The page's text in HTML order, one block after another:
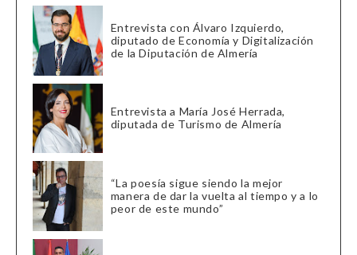
Entrevista con Álvaro Izquierdo,
diputado de Economía y Digitalización
de la Diputación de Almería
Entrevista a María José Herrada,
diputada de Turismo de Almería
“La poesía sigue siendo la mejor
manera de dar la vuelta al tiempo y a lo
peor de este mundo”